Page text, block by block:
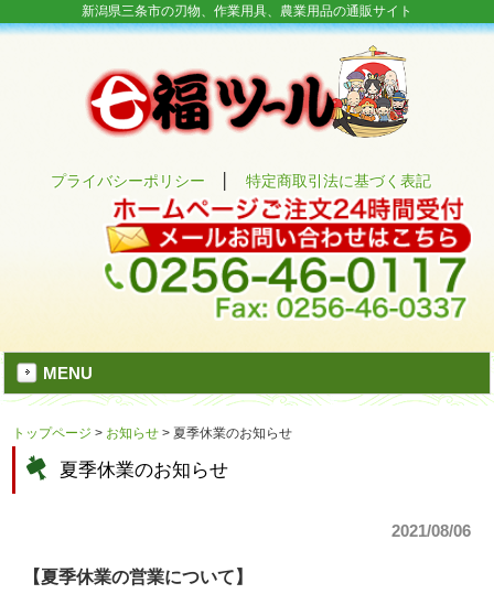
新潟県三条市の刃物、作業用具、農業用品の通販サイト
プライバシーポリシー │特定商取引法に基づく表記
MENU
トップページ > お知らせ > 夏季休業のお知らせ
夏季休業のお知らせ
2021/08/06
【夏季休業の営業について】